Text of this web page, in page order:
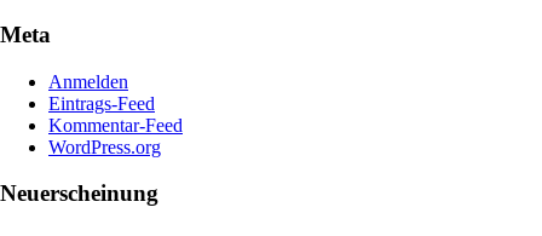
Meta
Anmelden
Eintrags-Feed
Kommentar-Feed
WordPress.org
Neuerscheinung